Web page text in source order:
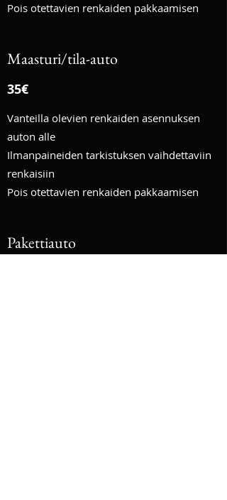
Pois otettavien renkaiden pakkaamisen
Maasturi/tila-auto
35€
Vanteilla olevien renkaiden asennuksen
auton alle
Ilmanpaineiden tarkistuksen vaihdettaviin
renkaisiin
Pois otettavien renkaiden pakkaamisen
Pakettiauto